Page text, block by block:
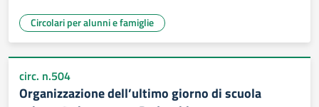
Circolari per alunni e famiglie
circ. n.504
Organizzazione dell’ultimo giorno di scuola